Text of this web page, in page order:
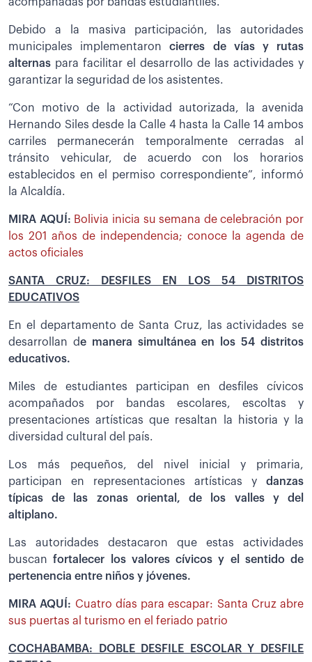
Debido a la masiva participación, las autoridades
municipales implementaroncierres de vías y rutas
alternas para facilitar el desarrollo de las actividades y
garantizar la seguridad de los asistentes.
“Con motivo de la actividad autorizada, la avenida
Hernando Siles desde la Calle 4 hasta la Calle 14 ambos
carriles permanecerán temporalmente cerradas al
tránsito vehicular, de acuerdo con los horarios
establecidos en el permiso correspondiente”, informó
la Alcaldía.
MIRA AQUÍ: Bolivia inicia su semana de celebración por
los 201 años de independencia; conoce la agenda de
actos oficiales
SANTA CRUZ: DESFILES EN LOS 54 DISTRITOS
EDUCATIVOS
En el departamento de Santa Cruz, las actividades se
desarrollan de manera simultánea en los 54 distritos
educativos.
Miles de estudiantes participan en desfiles cívicos
acompañados por bandas escolares, escoltas y
presentaciones artísticas que resaltan la historia y la
diversidad cultural del país.
Los más pequeños, del nivel inicial y primaria,
participan en representaciones artísticas y danzas
típicas de las zonas oriental, de los valles y del
altiplano.
Las autoridades destacaron que estas actividades
buscanfortalecer los valores cívicos y el sentido de
pertenencia entre niños y jóvenes.
MIRA AQUÍ: Cuatro días para escapar: Santa Cruz abre
sus puertas al turismo en el feriado patrio
COCHABAMBA: DOBLE DESFILE ESCOLAR Y DESFILE